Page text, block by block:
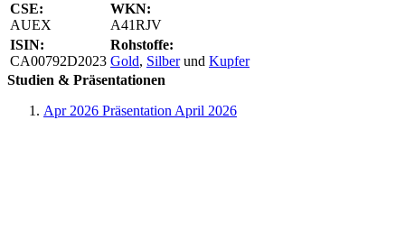
CSE:
AUEX
WKN:
A41RJV
ISIN:
CA00792D2023
Rohstoffe:
Gold, Silberund Kupfer
Studien & Präsentationen
Apr 2026 Präsentation April 2026